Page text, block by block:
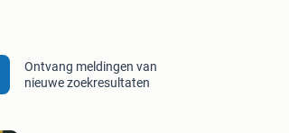
Ontvang meldingen van
nieuwe zoekresultaten